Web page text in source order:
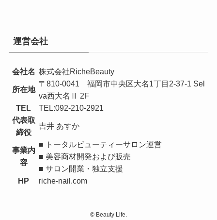
運営会社
会社名 株式会社RicheBeauty
所在地
〒810-0041 福岡市中央区大名1丁目2-37-1 Sel
va西大名Ⅱ 2F
TEL
TEL:092-210-2921
代表取
締役
吉井 あすか
事業内
容
■ トータルビューティーサロン運営
■ 美容商材開発および販売
■ サロン開業・独立支援
HP
riche-nail.com
© Beauty Life.